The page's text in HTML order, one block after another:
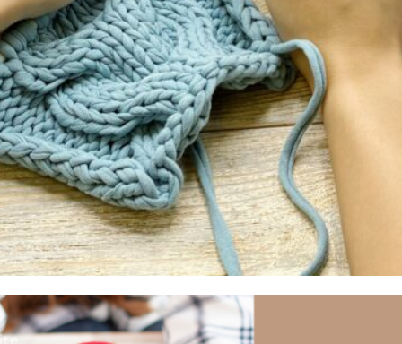
Baza do ozdoby np. choinkowej w kształcie konika
na biegunach z grawerem. Szerokość ok. 7cm,
wysokość ok.5,5cm.
Posiadają otwór na sznurek umożliwiający
powieszenie ozdoby, a także daje możliwość na
dodanie wszelkiego rodzaju sznurków i tasiemek do
stworzenia makramowych ozdób.
Ozdoba wykonana ze sklejki grubości 3mm,
wycinana laserowo z największą precyzją, a
następnie dwustronnie szlifowane i nielakierowane.
OPINIE (0)